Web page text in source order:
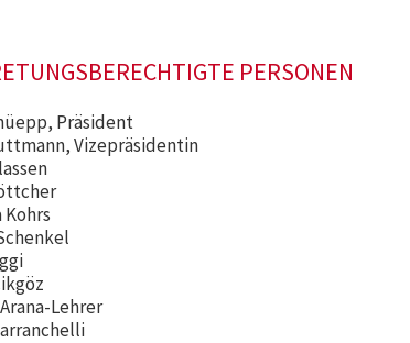
PERSONEN
Präsident
Vizepräsidentin
Lehrer